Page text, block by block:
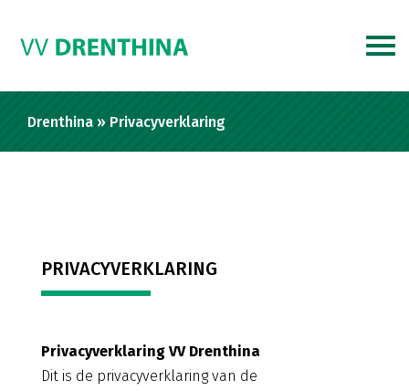
Drenthina » Privacyverklaring
PRIVACYVERKLARING
Privacyverklaring VV Drenthina
Dit is de privacyverklaring van de